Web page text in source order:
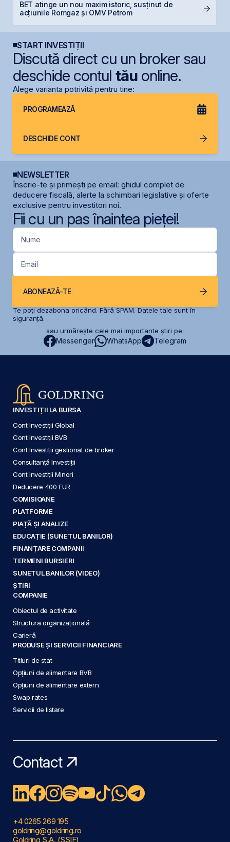
BET atinge un nou maxim istoric, susținut de
acțiunile Romgaz și OMV Petrom
START INVESTIȚII
Discută direct cu un broker sau
deschide contul tăuonline.
Alege varianta potrivită pentru tine:
PROGRAMEAZĂ
DESCHIDE CONT
NEWSLETTER
Înscrie-te și primești pe email: ghidul complet de
deducere fiscală, alerte la schimbari legislative și oferte
exclusive pentru investitori noi.
Fii cu un pas înaintea pieței!
Nume
Email
ABONEAZĂ-TE
Te poți dezabona oricând. Fără SPAM. Datele tale sunt în
siguranță.
sau urmărește cele mai importante știri pe:
Messenger WhatsApp Telegram
INVESTIȚII LA BURSA
Cont Investiții Global
Cont Investiții BVB
Cont Investiții gestionat de broker
Consultanță Investiții
Cont Investiții Minori
Deducere 400 EUR
COMISIOANE
PLATFORME
PIAȚĂ ȘI ANALIZE
EDUCAȚIE (SUNETUL BANILOR)
FINANȚARE COMPANII
TERMENI BURSIERI
SUNETUL BANILOR (VIDEO)
ȘTIRI
COMPANIE
Obiectul de activitate
Structura organizațională
Carieră
PRODUSE ȘI SERVICII FINANCIARE
Titluri de stat
Opțiuni de alimentare BVB
Opțiuni de alimentare extern
Swap rates
Servicii de listare
Contact
+4 0265 269 195
goldring@goldring.ro
Goldring S.A. (SSIF)